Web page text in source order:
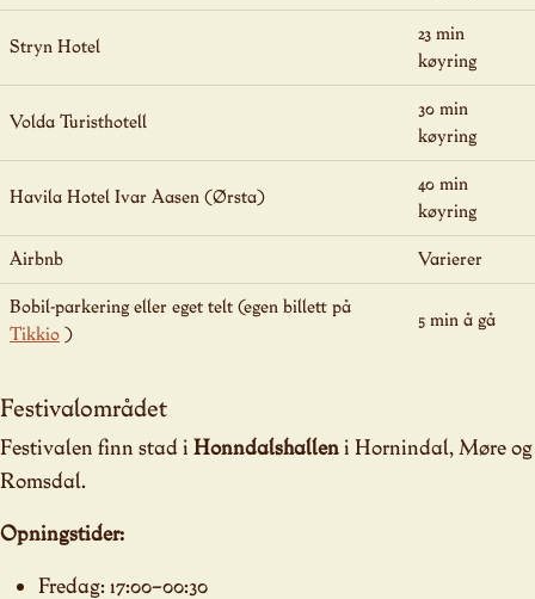
Stryn Hotel
23 min
køyring
Volda Turisthotell
30 min
køyring
Havila Hotel Ivar Aasen (Ørsta)
40 min
køyring
Airbnb Varierer
Bobil-parkering eller eget telt (egen billett på
Tikkio )
5 min å gå
Festivalområdet
Festivalen finn stad i Honndalshallen i Hornindal, Møre og
Romsdal.
Opningstider:
Fredag: 17:00–00:30